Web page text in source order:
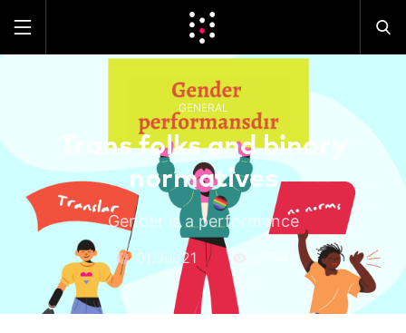
GENERAL
Trans folks and binary
normatives
Gender is a performance
01/Jul/21